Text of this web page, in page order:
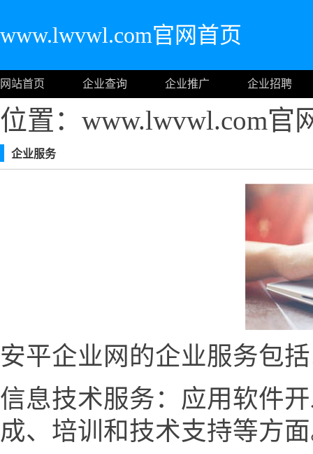
www.lwvwl.com官网首页
网站首页 企业查询 企业推广 企业招聘
位置：www.lwvwl.com官
企业服务
安平企业网的企业服务包
信息技术服务：应用软件
成、培训和技术支持等方